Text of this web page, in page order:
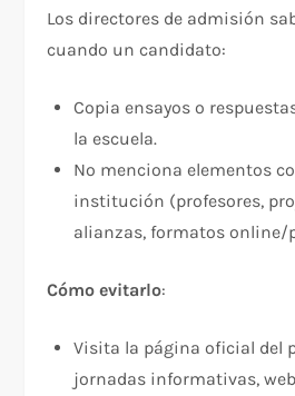
Los directores de admisión
cuando un candidato:
Copia ensayos o
la escuela.​
No menciona elementos
institución (profesores,
alianzas, formatos online/
Cómo evitarlo:
Visita la página oficial del
jornadas informativas,